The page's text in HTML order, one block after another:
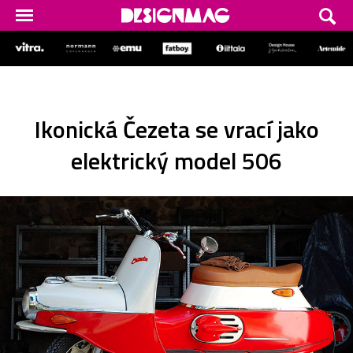
Ikonická Čezeta se vrací jako
elektrický model 506